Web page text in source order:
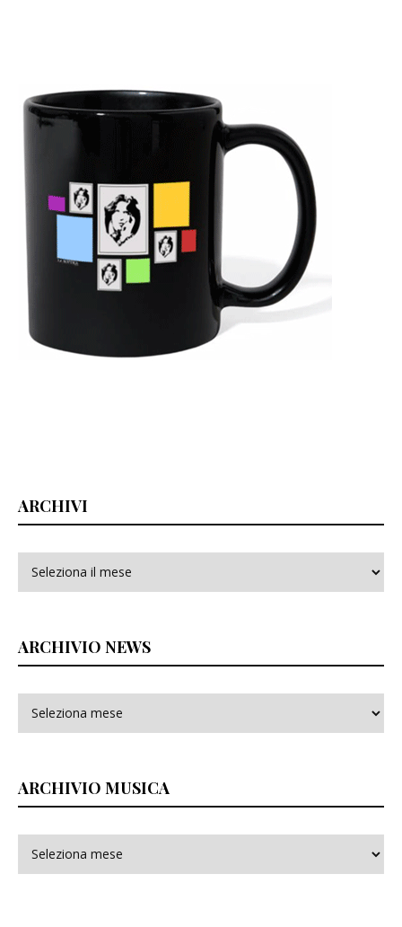
ARCHIVI
ARCHIVIO NEWS
ARCHIVIO MUSICA